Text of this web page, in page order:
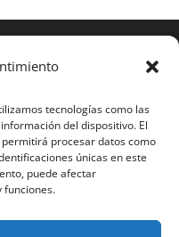
tecnologías como las
del dispositivo. El
procesar datos como
únicas en este
puede afectar
funciones.
necesita pedir
Gil Sánchez.
PATENTADOS.
actualización en